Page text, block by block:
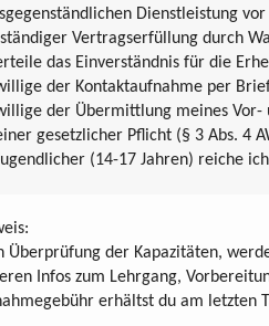
Dienstleistung
Vertragserfüllung durch
das Einverständnis für die
der Kontaktaufnahme per
der Übermittlung meines
gesetzlicher Pflicht (§ 3 Abs. 4
(14-17 Jahren) reiche
Überprüfung der Kapazitäten,
Infos zum Lehrgang,
erhältst du am letzten